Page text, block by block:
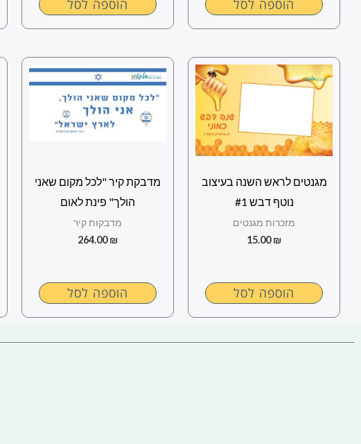
הוספה לסל הוספה לסל
מגנטים לראש השנה בעיצוב
נוטף דבש #1
מזכרות מגנטים
15.00₪
הוספה לסל
מדבקת קיר "לכל מקום שאני
הולך" פינת לאום
מדבקות קיר
264.00₪
הוספה לסל